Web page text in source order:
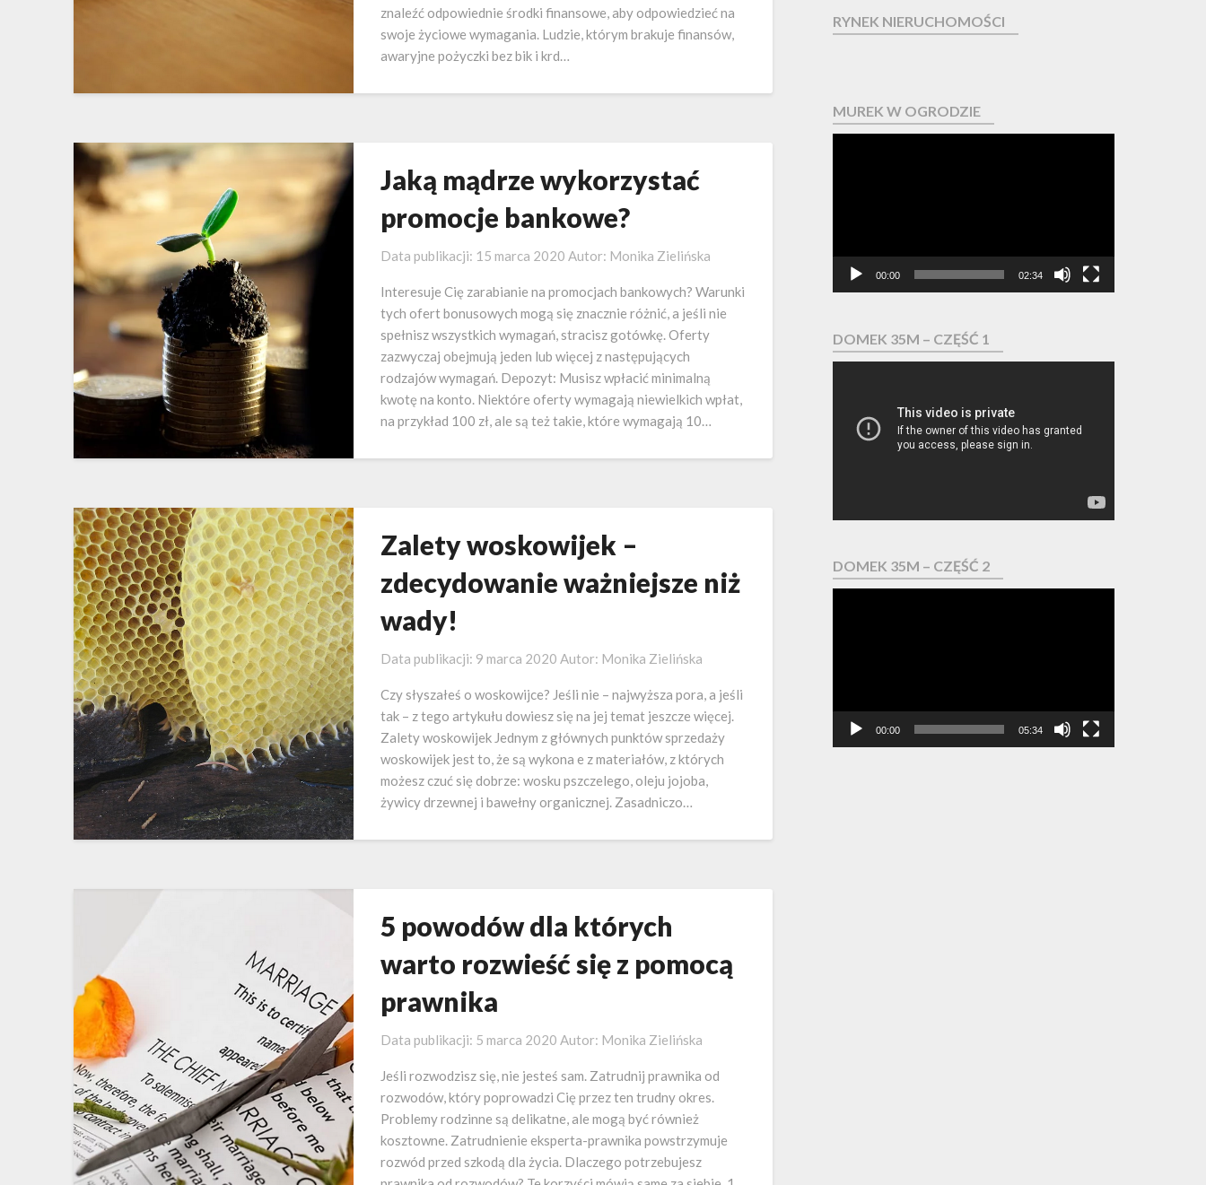
znaleźć odpowiednie środki finansowe, aby odpowiedzieć na
swoje życiowe wymagania. Ludzie, którym brakuje finansów,
awaryjne pożyczki bez bik i krd…
Jaką mądrze wykorzystać
promocje bankowe?
Data publikacji: 15 marca 2020 Autor: Monika Zielińska
Interesuje Cię zarabianie na promocjach bankowych? Warunki
tych ofert bonusowych mogą się znacznie różnić, a jeśli nie
spełnisz wszystkich wymagań, stracisz gotówkę. Oferty
zazwyczaj obejmują jeden lub więcej z następujących
rodzajów wymagań. Depozyt: Musisz wpłacić minimalną
kwotę na konto. Niektóre oferty wymagają niewielkich wpłat,
na przykład 100 zł, ale są też takie, które wymagają 10…
Zalety woskowijek –
zdecydowanie ważniejsze niż
wady!
Data publikacji: 9 marca 2020 Autor: Monika Zielińska
Czy słyszałeś o woskowijce? Jeśli nie – najwyższa pora, a jeśli
tak – z tego artykułu dowiesz się na jej temat jeszcze więcej.
Zalety woskowijek Jednym z głównych punktów sprzedaży
woskowijek jest to, że są wykona e z materiałów, z których
możesz czuć się dobrze: wosku pszczelego, oleju jojoba,
żywicy drzewnej i bawełny organicznej. Zasadniczo…
5 powodów dla których
warto rozwieść się z pomocą
prawnika
Data publikacji: 5 marca 2020 Autor: Monika Zielińska
Jeśli rozwodzisz się, nie jesteś sam. Zatrudnij prawnika od
rozwodów, który poprowadzi Cię przez ten trudny okres.
Problemy rodzinne są delikatne, ale mogą być również
kosztowne. Zatrudnienie eksperta-prawnika powstrzymuje
rozwód przed szkodą dla życia. Dlaczego potrzebujesz
RYNEK NIERUCHOMOŚCI
MUREK W OGRODZIE
00:00 02:34
DOMEK 35M – CZĘŚĆ 1
DOMEK 35M – CZĘŚĆ 2
00:00 05:34